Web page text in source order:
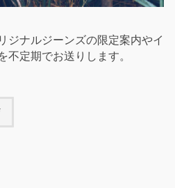
ジナルジーンズの限定案内やイ
不定期でお送りします。